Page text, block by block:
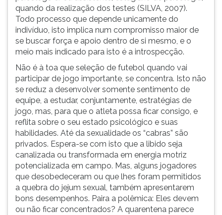
quando da realização dos testes (SILVA, 2007).
Todo processo que depende unicamente do
indivíduo, isto implica num compromisso maior de
se buscar força e apoio dentro de si mesmo, e o
meio mais indicado para isto é a introspecção.
Não é à toa que seleção de futebol quando vai
participar de jogo importante, se concentra. Isto não
se reduz a desenvolver somente sentimento de
equipe, a estudar, conjuntamente, estratégias de
jogo, mas, para que o atleta possa ficar consigo, e
reflita sobre o seu estado psicológico e suas
habilidades. Até da sexualidade os “cabras” são
privados. Espera-se com isto que a libido seja
canalizada ou transformada em energia motriz
potencializada em campo. Mas, alguns jogadores
que desobedeceram ou que lhes foram permitidos
a quebra do jejum sexual, também apresentarem
bons desempenhos. Paira a polêmica: Eles devem
ou não ficar concentrados? A quarentena parece